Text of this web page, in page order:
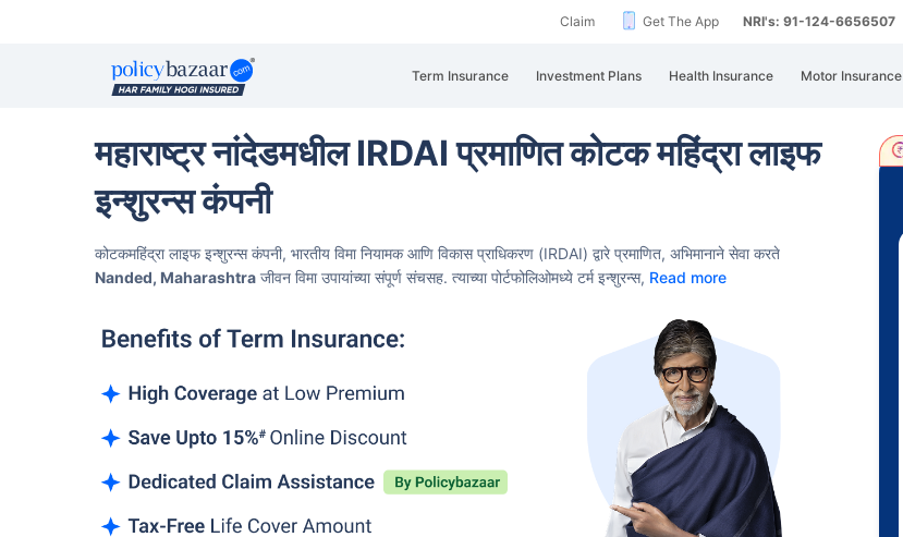
Claim Get The App NRI's: 91-124-6656507
Term Insurance Investment Plans Health Insurance Motor Insurance
महाराष्ट्र नांदेडमधील IRDAI प्रमाणित कोटक महिंद्रा लाइफ
इन्शुरन्स कंपनी
कोटकमहिंद्रा लाइफ इन्शुरन्स कंपनी, भारतीय विमा नियामक आणि विकास प्राधिकरण (IRDAI) द्वारे प्रमाणित, अभिमानाने सेवा करते
Nanded, Maharashtra जीवन विमा उपायांच्या संपूर्ण संचसह. त्याच्या पोर्टफोलिओमध्ये टर्म इन्शुरन्स, Read more